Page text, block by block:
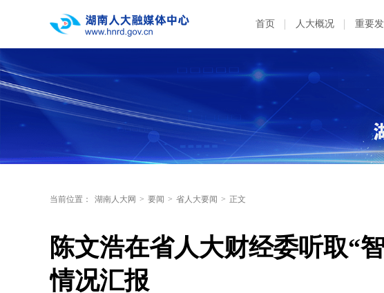
首页 人大概况 重要
当前位置： 湖南人大网 > 要闻 > 省人大要闻 > 正文
陈文浩在省人大财经委听取“
情况汇报